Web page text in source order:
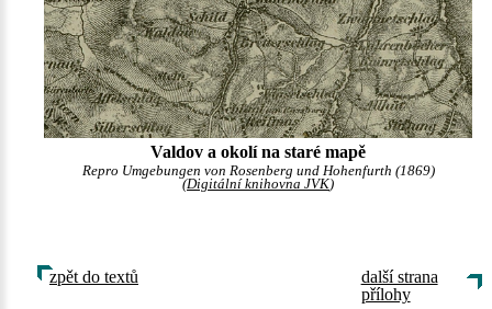
Valdov a okolí na staré mapě
Repro Umgebungen von Rosenberg und Hohenfurth (1869)
(Digitální knihovna JVK)
zpět do textů
další strana
přílohy